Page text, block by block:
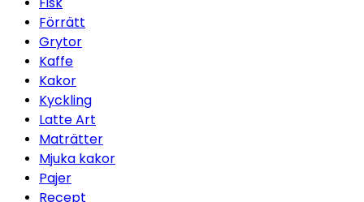
Förrätt
Grytor
Kaffe
Kakor
Kyckling
Latte Art
Maträtter
Mjuka kakor
Pajer
Recept